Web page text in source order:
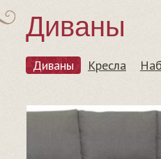
Диваны
Диваны Кресла